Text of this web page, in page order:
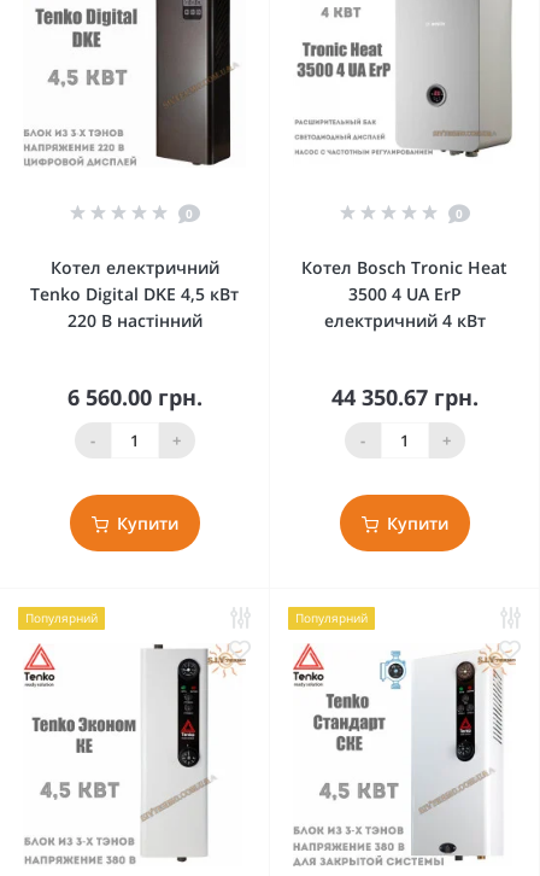
0
Котел електричний
Tenko Digital DKE 4,5 кВт
220 В настінний
6 560.00 грн.
- +
Купити
0
Котел Bosch Tronic Heat
3500 4 UA ErP
електричний 4 кВт
44 350.67 грн.
- +
Купити
Популярний Популярний